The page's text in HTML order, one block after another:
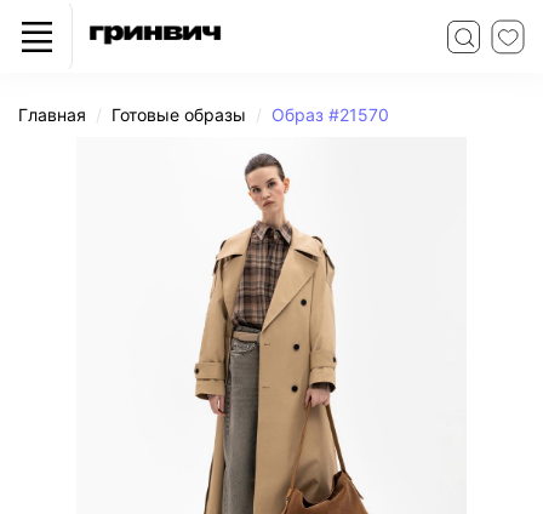
Главная Готовые образы Образ #21570